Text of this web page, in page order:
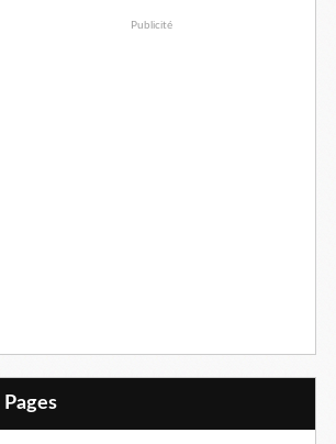
Publicité
Pages